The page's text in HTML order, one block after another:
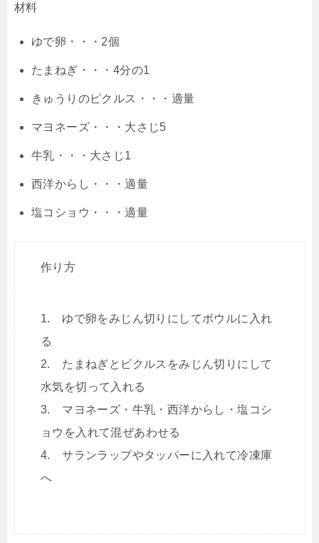
材料
ゆで卵・・・2個
たまねぎ・・・4分の1
きゅうりのピクルス・・・適量
マヨネーズ・・・大さじ5
牛乳・・・大さじ1
西洋からし・・・適量
塩コショウ・・・適量
作り方
1. ゆで卵をみじん切りにしてボウルに入れ
る
2. たまねぎとピクルスをみじん切りにして
水気を切って入れる
3. マヨネーズ・牛乳・西洋からし・塩コシ
ョウを入れて混ぜあわせる
4. サランラップやタッパーに入れて冷凍庫
へ